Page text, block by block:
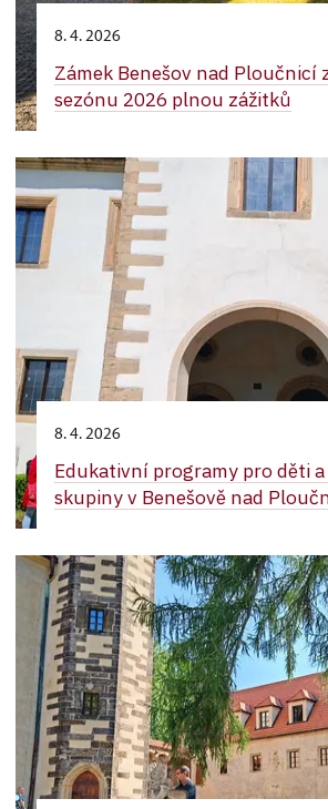
8. 4. 2026
Zámek Benešov nad Ploučnicí
sezónu 2026 plnou zážitků
8. 4. 2026
Edukativní programy pro děti
skupiny v Benešově nad